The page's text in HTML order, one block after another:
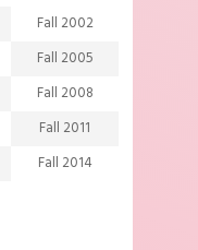
Extreme sports
Food
Gourmet
History
Josei
Fall 2002
Fall 2005
Fall 2008
Fall 2011
Fall 2014